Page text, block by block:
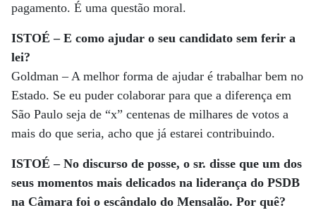
pagamento. É uma questão moral.
ISTOÉ – E como ajudar o seu candidato sem ferir a
lei?
Goldman – A melhor forma de ajudar é trabalhar bem no
Estado. Se eu puder colaborar para que a diferença em
São Paulo seja de “x” centenas de milhares de votos a
mais do que seria, acho que já estarei contribuindo.
ISTOÉ – No discurso de posse, o sr. disse que um dos
seus momentos mais delicados na liderança do PSDB
na Câmara foi o escândalo do Mensalão. Por quê?